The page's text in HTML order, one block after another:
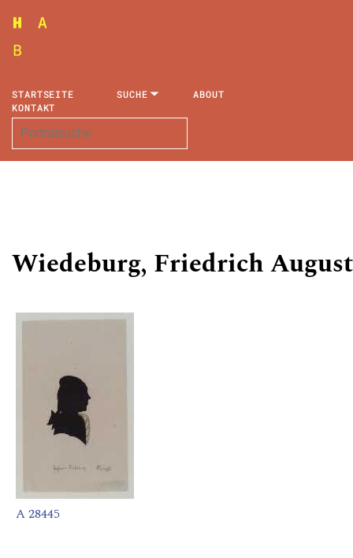
STARTSEITE SUCHE
ABOUT
KONTAKT
Wiedeburg, Friedrich August
A 28445